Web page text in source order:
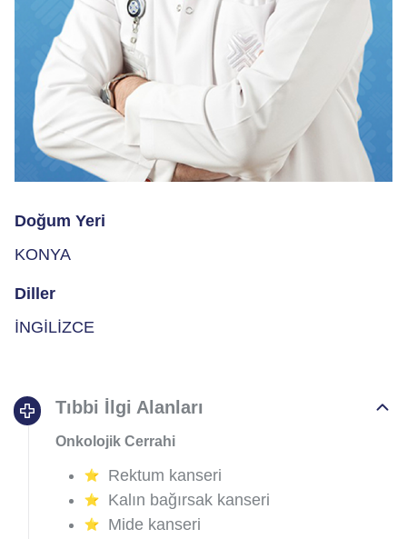
Doğum Yeri
KONYA
Diller
İNGİLİZCE
Tıbbi İlgi Alanları
Onkolojik Cerrahi
Rektum kanseri
Kalın bağırsak kanseri
Mide kanseri